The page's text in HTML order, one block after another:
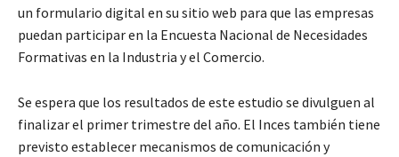
un formulario digital en su sitio web para que las empresas
puedan participar en la Encuesta Nacional de Necesidades
Formativas en la Industria y el Comercio.
Se espera que los resultados de este estudio se divulguen al
finalizar el primer trimestre del año. El Inces también tiene
previsto establecer mecanismos de comunicación y